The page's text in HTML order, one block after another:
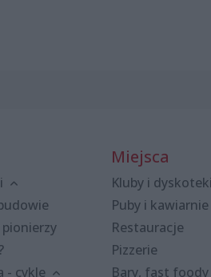
pionierzy
- cykle
Miejsca
Kluby i dyskoteki
Puby i kawiarnie
Restauracje
Pizzerie
Bary, fast foody